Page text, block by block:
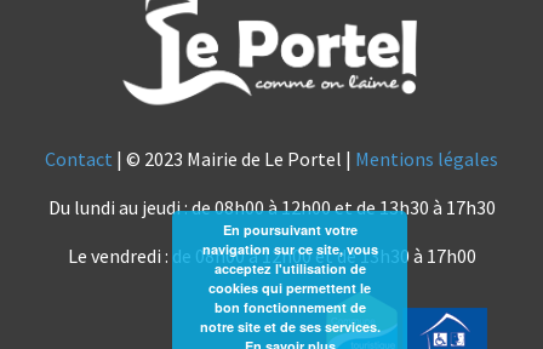
Contact | © 2023 Mairie de Le Portel | Mentions légales
Du lundi au jeudi : de 08h00 à 12h00 et de 13h30 à 17h30
Le vendredi : de 08h00 à 12h00 et de 13h30 à 17h00
En poursuivant votre
navigation sur ce site, vous
acceptez l'utilisation de
cookies qui permettent le
bon fonctionnement de
notre site et de ses services.